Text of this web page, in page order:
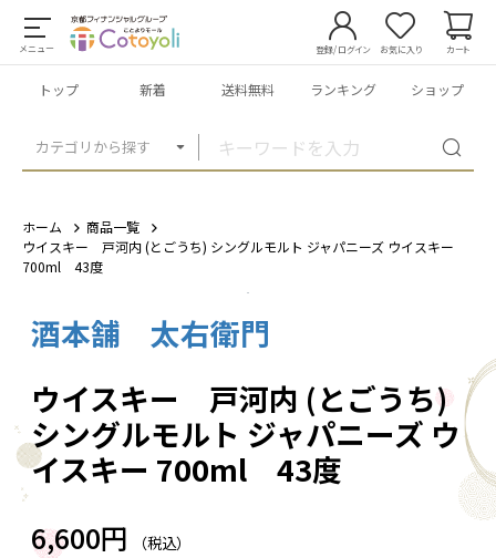
メニュー
カテゴリから探す
登録/ログイン お気に入り カート
トップ 新着 送料無料 ランキング ショップ
ホーム
商品一覧
ウイスキー 戸河内 (とごうち) シングルモルト ジャパニーズ ウイスキー
700ml 43度
酒本舗 太右衛門
ウイスキー 戸河内 (とごうち)
シングルモルト ジャパニーズ ウ
イスキー 700ml 43度
6,600円 （税込）